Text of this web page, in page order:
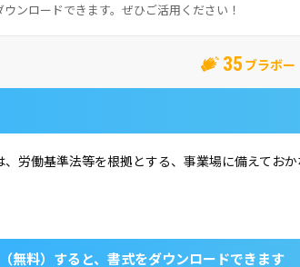
ンロードできます。ぜひご活用ください！
35 ブラボー
労働基準法等を根拠とする、事業場に備えてお
無料）すると、書式をダウンロードできます